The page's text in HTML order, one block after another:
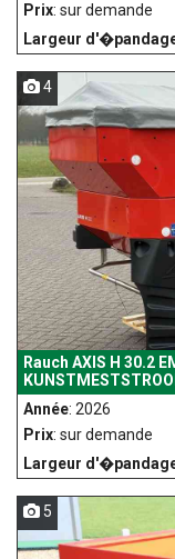
Prix: sur demande
Largeur
4
Rauch AXIS H 30.2
Année: 2026
Prix: sur demande
Largeur
5